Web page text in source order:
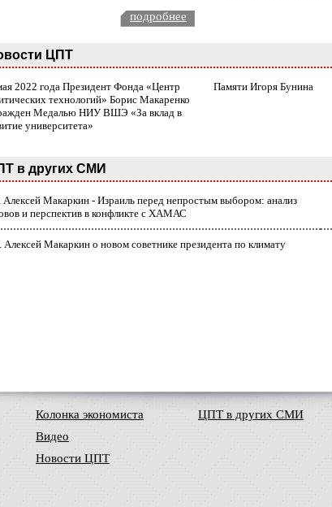
подробнее
ЦПТ
2022 года Президент Фонда «Центр
технологий» Борис Макаренко
Медалью НИУ ВШЭ «За вклад в
университета»
Памяти Игоря Бунина
в других СМИ
Алексей Макаркин - Израиль перед непростым выбором: анализ
и перспектив в конфликте с ХАМАС
Макаркин о новом советнике президента по климату
Колонка экономиста
Видео
Новости ЦПТ
ЦПТ в других СМИ